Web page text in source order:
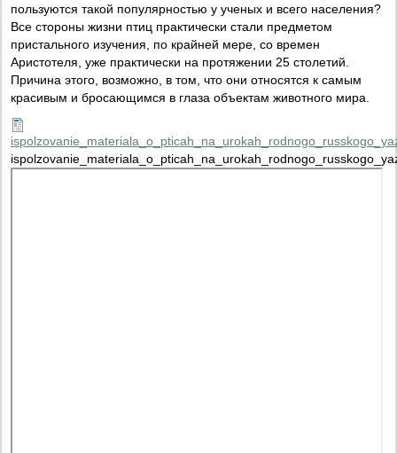
пользуются такой популярностью у ученых и всего населения?
Все стороны жизни птиц практически стали предметом
пристального изучения, по крайней мере, со времен
Аристотеля, уже практически на протяжении 25 столетий.
Причина этого, возможно, в том, что они относятся к самым
красивым и бросающимся в глаза объектам животного мира.